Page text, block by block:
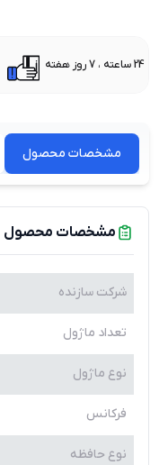
24 ساعته ، 7 روز هفته
مشخصات محصول
مشخصات محصول
شرکت سازنده
تعداد ماژول
نوع ماژول
فرکانس
نوع حافظه